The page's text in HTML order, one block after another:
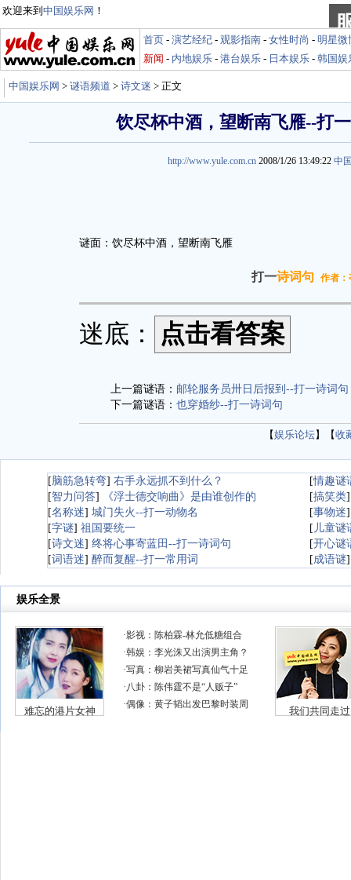
欢迎来到 中国娱乐网 ！
首页 - 演艺经纪 - 观影指南 - 女性时尚 - 明星微
新闻 - 内地娱乐 - 港台娱乐 - 日本娱乐 - 韩国娱
中国娱乐网 > 谜语频道 > 诗文迷 > 正文
饮尽杯中酒，望断南飞雁--打
http://www.yule.com.cn 2008/1/26 13:49:22 中
谜面：饮尽杯中酒，望断南飞雁
打一诗词句 作者：
迷底：
上一篇谜语： 邮轮服务员卅日后报到--打一诗词句
下一篇谜语： 也穿婚纱--打一诗词句
【娱乐论坛】【收
[脑筋急转弯] 右手永远抓不到什么？ [情趣谜
[智力问答] 《浮士德交响曲》是由谁创作的 [搞笑类
[名称迷] 城门失火--打一动物名 [事物迷
[字谜] 祖国要统一 [ 儿童谜
[诗文迷] 终将心事寄蓝田--打一诗词句 [开心谜
[词语迷] 醉而复醒--打一常用词 [成语谜